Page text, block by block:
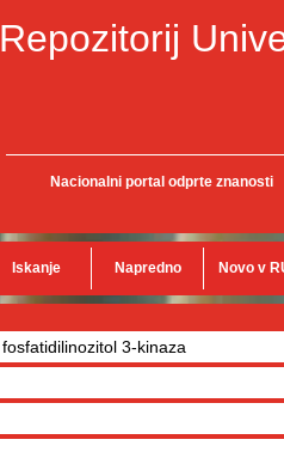
Repozitorij
Nacionalni portal odprte znanosti
Iskanje Napredno Novo v